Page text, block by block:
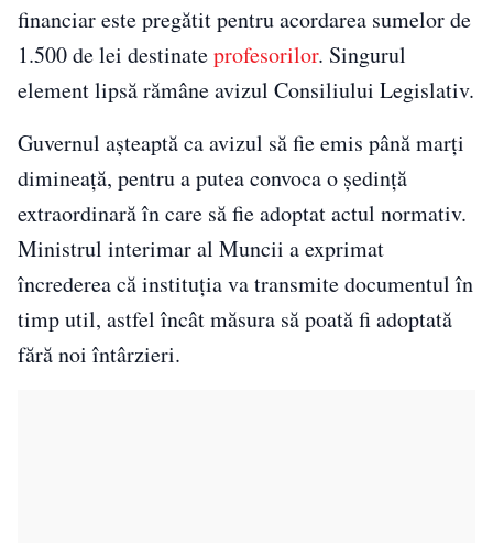
financiar este pregătit pentru acordarea sumelor de
1.500 de lei destinateprofesorilor. Singurul
element lipsă rămâne avizul Consiliului Legislativ.
Guvernul așteaptă ca avizul să fie emis până marți
dimineață, pentru a putea convoca o ședință
extraordinară în care să fie adoptat actul normativ.
Ministrul interimar al Muncii a exprimat
încrederea că instituția va transmite documentul în
timp util, astfel încât măsura să poată fi adoptată
fără noi întârzieri.